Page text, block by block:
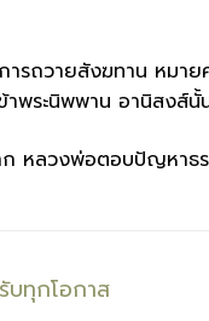
ารถวายสังฆทาน หมา
าพระนิพพาน อานิสงส์
หลวงพ่อตอบปัญหาธ
บทุกโอกาส